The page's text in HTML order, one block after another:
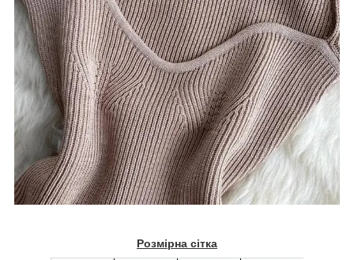
Розмірна сітка